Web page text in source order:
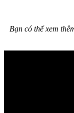
Bạn có thể xem